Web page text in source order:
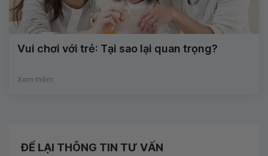
Vui chơi với trẻ: Tại sao lại quan trọng?
Xem thêm
ĐỂ LẠI THÔNG TIN TƯ VẤN